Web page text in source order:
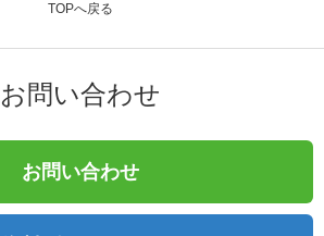
TOPへ戻る
お問い合わせ
お問い合わせ